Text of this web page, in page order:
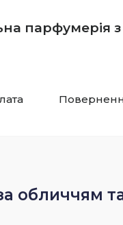
парфумерія
обличчям